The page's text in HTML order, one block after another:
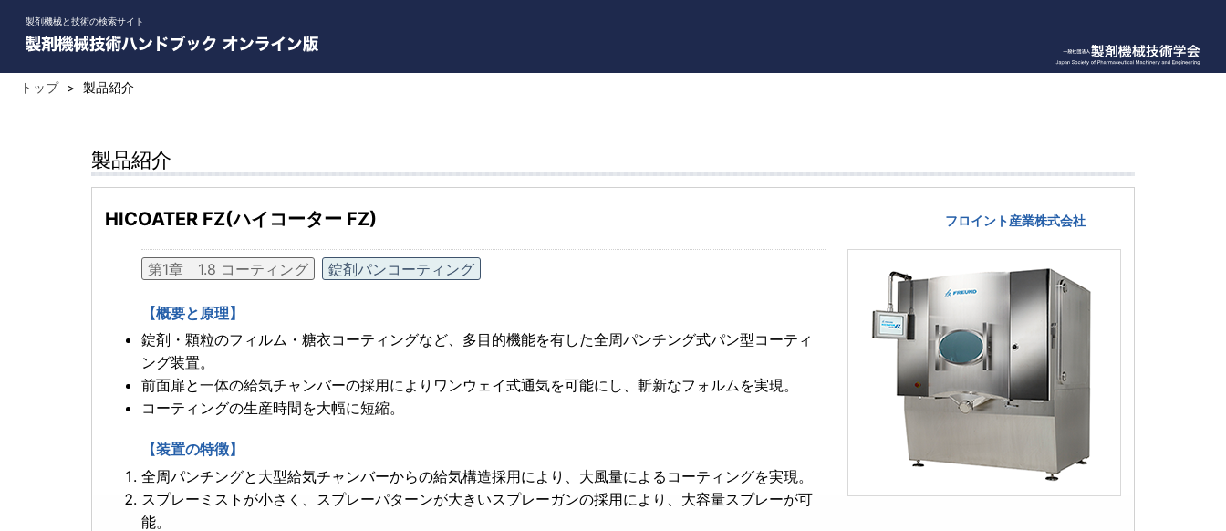
製剤機械と技術の検索サイト
トップ > 製品紹介
製品紹介
HICOATER FZ(ハイコーター FZ) フロイント産業株式会社
第1章 1.8 コーティング 錠剤パンコーティング
【概要と原理】
錠剤・顆粒のフィルム・糖衣コーティングなど、多目的機能を有した全周パンチング式パン型コーティ
ング装置。
前面扉と一体の給気チャンバーの採用によりワンウェイ式通気を可能にし、斬新なフォルムを実現。
コーティングの生産時間を大幅に短縮。
【装置の特徴】
全周パンチングと大型給気チャンバーからの給気構造採用により、大風量によるコーティングを実現。
スプレーミストが小さく、スプレーパターンが大きいスプレーガンの採用により、大容量スプレーが可
能。